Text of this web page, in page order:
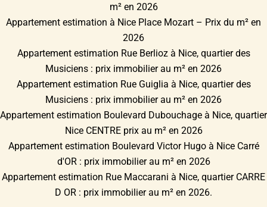
m² en 2026
Appartement estimation à Nice Place Mozart – Prix du m² en
2026
Appartement estimation Rue Berlioz à Nice, quartier des
Musiciens : prix immobilier au m² en 2026
Appartement estimation Rue Guiglia à Nice, quartier des
Musiciens : prix immobilier au m² en 2026
Appartement estimation Boulevard Dubouchage à Nice, quartier
Nice CENTRE prix au m² en 2026
Appartement estimation Boulevard Victor Hugo à Nice Carré
d'OR : prix immobilier au m² en 2026
Appartement estimation Rue Maccarani à Nice, quartier CARRE
D OR : prix immobilier au m² en 2026.